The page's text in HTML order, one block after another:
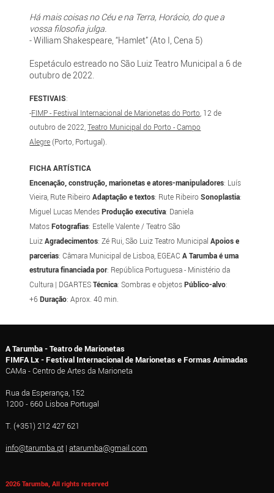
Há mais coisas no Céu e na Terra, Horácio, do que a
vossa filosofia julga.
- William Shakespeare, “Hamlet” (Ato I, Cena 5)
Espetáculo estreado no São Luiz Teatro Municipal a 6 de
outubro de 2022.
FESTIVAIS:
-FIMP - Festival Internacional de Marionetas do Porto , 12 de
outubro de 2022,Teatro Municipal do Porto - Campo
Alegre(Porto, Portugal).
FICHA ARTÍSTICA
Encenação, construção, marionetas e atores-manipuladores: Luís
Vieira, Rute RibeiroAdaptação e textos: Rute RibeiroSonoplastia:
Miguel Lucas MendesProdução executiva: Daniela
MatosFotografias: Estelle Valente / Teatro São
LuizAgradecimentos: Zé Rui, São Luiz Teatro MunicipalApoios e
parcerias: Câmara Municipal de Lisboa, EGEACA Tarumba é uma
estrutura financiada por: República Portuguesa - Ministério da
Cultura | DGARTESTécnica: Sombras e objetosPúblico-alvo:
+6Duração: Aprox. 40 min.
A Tarumba - Teatro de Marionetas
FIMFA Lx - Festival Internacional de Marionetas e Formas Animadas
CAMa - Centro de Artes da Marioneta
Rua da Esperança, 152
1200 - 660 Lisboa Portugal
T. (+351) 212 427 621
info@tarumba.pt| atarumba@gmail.com
2026 Tarumba, All rights reserved